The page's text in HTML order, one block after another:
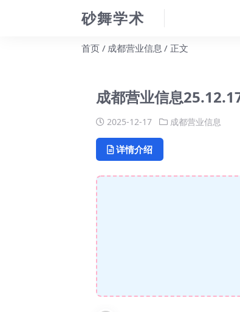
砂舞学术
首页 成都营业信息 正文
成都营业信息
2025-12-17 成都营业信息
详情介绍